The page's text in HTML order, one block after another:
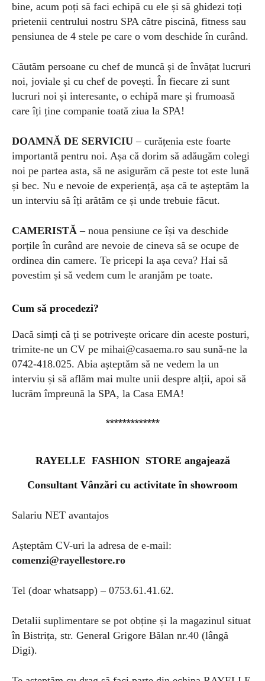
bine, acum poți să faci echipă cu ele și să ghidezi toți
prietenii centrului nostru SPA către piscină, fitness sau
pensiunea de 4 stele pe care o vom deschide în curând.
Căutăm persoane cu chef de muncă și de învățat lucruri
noi, joviale și cu chef de povești. În fiecare zi sunt
lucruri noi și interesante, o echipă mare și frumoasă
care îți ține companie toată ziua la SPA!
DOAMNĂ DE SERVICIU – curățenia este foarte
importantă pentru noi. Așa că dorim să adăugăm colegi
noi pe partea asta, să ne asigurăm că peste tot este lună
și bec. Nu e nevoie de experiență, așa că te așteptăm la
un interviu să îți arătăm ce și unde trebuie făcut.
CAMERISTĂ – noua pensiune ce își va deschide
porțile în curând are nevoie de cineva să se ocupe de
ordinea din camere. Te pricepi la așa ceva? Hai să
povestim și să vedem cum le aranjăm pe toate.
Cum să procedezi?
Dacă simți că ți se potrivește oricare din aceste posturi,
trimite-ne un CV pe mihai@casaema.ro sau sună-ne la
0742-418.025. Abia așteptăm să ne vedem la un
interviu și să aflăm mai multe unii despre alții, apoi să
lucrăm împreună la SPA, la Casa EMA!
*************
RAYELLE FASHION STORE angajează
Consultant Vânzări cu activitate în showroom
Salariu NET avantajos
Așteptăm CV-uri la adresa de e-mail:
comenzi@rayellestore.ro
Tel (doar whatsapp) – 0753.61.41.62.
Detalii suplimentare se pot obține și la magazinul situat
în Bistrița, str. General Grigore Bălan nr.40 (lângă
Digi).